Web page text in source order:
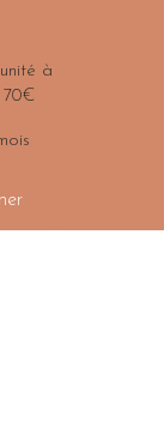
à
70€